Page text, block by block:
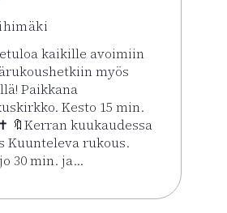
Keskuskirkossa 2.6.–7.8.
kaikille avoimiin
myös
Paikkana
Kesto 15 min.
🔖Kerran kuukaudessa
Kuunteleva rukous.
30 min. ja…
lisää tapahtumasta Kesän